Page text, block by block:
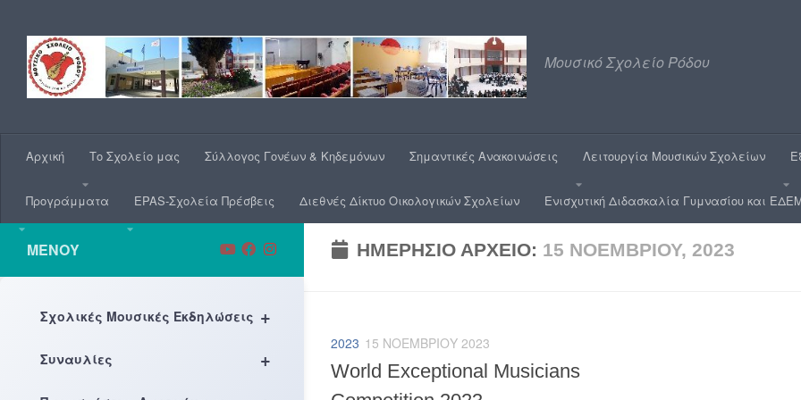
Μουσικό Σχολείο Ρόδου
Αρχική Το Σχολείο μας Σύλλογος Γονέων & Κηδεμόνων Σημαντικές Ανακοινώσεις Λειτουργία Μουσικών Σχολείων
Προγράμματα EPAS-Σχολεία Πρέσβεις Διεθνές Δίκτυο Οικολογικών Σχολείων Ενισχυτική Διδασκαλία Γυμνασίου και
ΗΜΕΡΉΣΙΟ ΑΡΧΕΊΟ: 15 ΝΟΕΜΒΡΊΟΥ, 2023
2023 15 ΝΟΕΜΒΡΊΟΥ 2023
World Exceptional Musicians
ΜΕΝΟΎ
+
Σχολικές Μουσικές Εκδηλώσεις
+
Συναυλίες